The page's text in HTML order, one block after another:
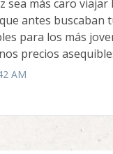
sea más caro viajar
antes buscaban
para los más
precios
AM